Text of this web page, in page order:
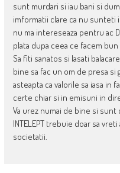
sunt murdari si iau bani si
imformatii clare ca nu sunteti
nu ma intereseaza pentru ac
plata dupa ceea ce facem bun
Sa fiti sanatos si lasati
bine sa fac un om de presa si
asteapta ca valorile sa iasa in
certe chiar si in emisuni in
Va urez numai de bine si sunt
INTELEPT trebuie doar sa
societatii.